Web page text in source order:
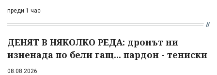
преди 1 час
ДЕНЯТ В НЯКОЛКО РЕДА: дронът ни
изненада по бели гащ... пардон - тениски
08.08.2026